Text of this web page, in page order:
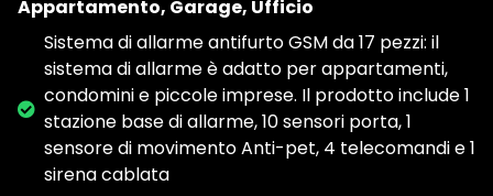
Appartamento, Garage, Ufficio
Sistema di allarme antifurto GSM da 17 pezzi: il
sistema di allarme è adatto per appartamenti,
condomini e piccole imprese. Il prodotto include 1
stazione base di allarme, 10 sensori porta, 1
sensore di movimento Anti-pet, 4 telecomandi e 1
sirena cablata